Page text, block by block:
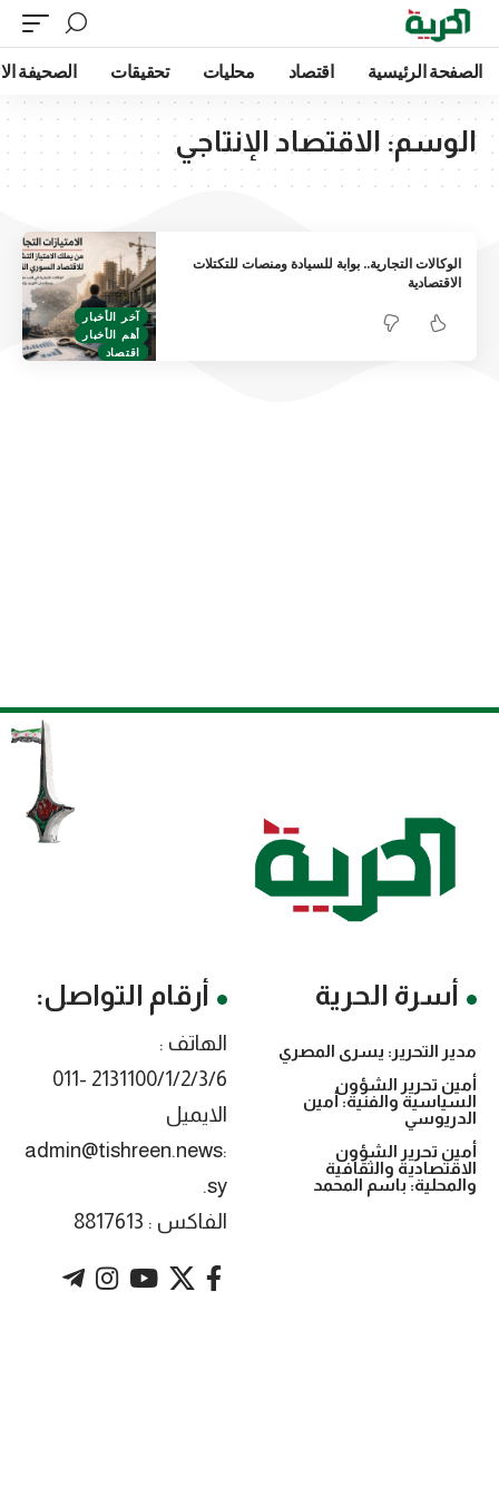
الصفحة الرئيسية اقتصاد محليات تحقيقات الصحيفة
الوسم: الاقتصاد الإنتاجي
آخر الأخبار
أهم الأخبار
اقتصاد
الوكالات التجارية.. بوابة للسيادة ومنصات للتكتلات
الاقتصادية
أسرة الحرية
مدير التحرير: يسرى المصري
أمين تحرير الشؤون
السياسية والفنية: أمين
الدريوسي
أمين تحرير الشؤون
الاقتصادية والثقافية
والمحلية: باسم المحمد
أرقام التواصل:
الهاتف :
2131100/1/2/3/6 -011
الايميل
:admin@tishreen.news
.sy
الفاكس : 8817613